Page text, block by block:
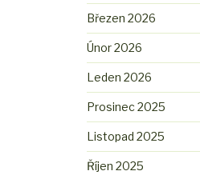
Březen 2026
Únor 2026
Leden 2026
Prosinec 2025
Listopad 2025
Říjen 2025